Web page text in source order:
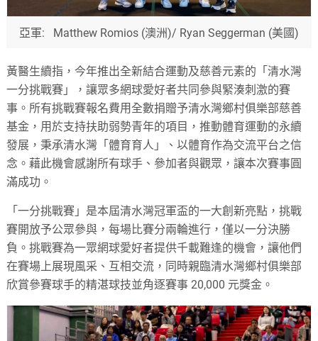
亞軍: Matthew Romios (澳洲)/ Ryan Seggerman (美國)
黃醫生續指，今年推出全新結合運動及慈善元素的「清水灣
一分挑戰賽」，讓眾多網球愛好者共同參與緊湊刺激的賽
事。所有挑戰賽報名費用全數捐贈予清水灣鄉村俱樂部慈善
基金，用於支持扶助弱勢青年的項目，推動體育運動的永續
發展，秉承清水灣「體育育人」、以體育作為交流平台之信
念。藉此機會感謝所有球手、參加者與觀眾，讓本次賽事圓
滿成功。
「一分挑戰賽」是本屆清水灣冠軍盃的一大創新亮點，挑戰
賽開放予公眾參與，每場比賽分兩輪進行，僅以一分決勝
負。挑戰賽為一眾網球愛好者提供千載難逢的機會，讓他們
在賽場上展現風采、互相交流，同時親臨清水灣鄉村俱樂部
欣賞參賽球手的精湛球技並角逐賽事 20,000 元獎金。